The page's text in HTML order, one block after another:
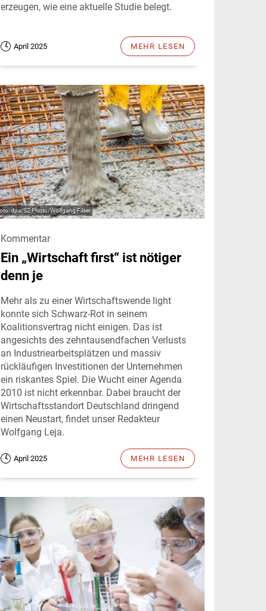
erzeugen, wie eine aktuelle Studie belegt.
April 2025 MEHR LESEN
dpa/SZ Photo/Wolfgang Filser
Kommentar
Ein „Wirtschaft first“ ist nötiger
denn je
Mehr als zu einer Wirtschaftswende light
konnte sich Schwarz-Rot in seinem
Koalitionsvertrag nicht einigen. Das ist
angesichts des zehntausendfachen Verlusts
an Industriearbeitsplätzen und massiv
rückläufigen Investitionen der Unternehmen
ein riskantes Spiel. Die Wucht einer Agenda
2010 ist nicht erkennbar. Dabei braucht der
Wirtschaftsstandort Deutschland dringend
einen Neustart, findet unser Redakteur
Wolfgang Leja.
April 2025 MEHR LESEN